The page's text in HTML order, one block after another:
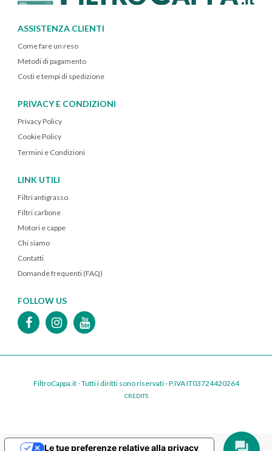
ASSISTENZA CLIENTI
Come fare un reso
Metodi di pagamento
Costi e tempi di spedizione
PRIVACY E CONDIZIONI
Privacy Policy
Cookie Policy
Termini e Condizioni
LINK UTILI
Filtri antigrasso
Filtri carbone
Motori e cappe
Chi siamo
Contatti
Domande frequenti (FAQ)
FOLLOW US
FiltroCappa.it - Tutti i diritti sono riservati - P.IVA IT03724420264
CREDITS
Le tue preferenze relative alla privacy